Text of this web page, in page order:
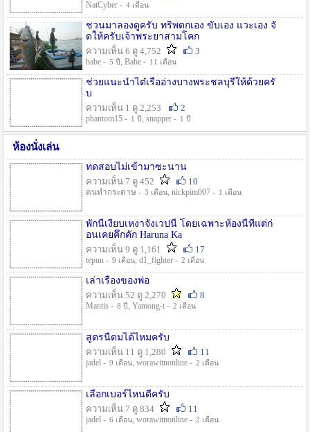
NatCyber - 4 เดือน
ชวนมาลองดูครับ ทริพตกเอง ขับเอง แวะเอง จั
ดให้ครับเจ้าพระยาสามโคก
ความเห็น 6 ดู 4,752
3
babe - 5 ปี , Babe - 11 เดือน
ช่วยแนะนำไต๋เรืออ่างบางพระชลบุรีให้ด้วยครั
บ
ความเห็น 1 ดู 2,253
2
phantom15 - 1 ปี , snapper - 1 ปี
ห้องนั่งเล่น
ทดสอบไม่เข้ามาซะนาน
ความเห็น 7 ดู 452
10
ตนทำกระดาษ - 3 เดือน, nickpim007 - 1 เดือน
พักนี้เงียบเหงาจังเวปนี้ โดยเฉพาะห้องนี้ที่แต่ก่
อนเคยคึกคัก Haruna Ka
ความเห็น 9 ดู 1,161
17
tepun - 9 เดือน, d1_fighter - 2 เดือน
เล่าเรื่องของพ่อ
ความเห็น 52 ดู 2,270
8
Mantis - 8 ปี , Yamong-t - 2 เดือน
สูตรนี้ดมได้ไหมครับ
ความเห็น 11 ดู 1,280
11
jadel - 9 เดือน, worawitnonline - 2 เดือน
เลือกเบอร์ไหนดีครับ
ความเห็น 7 ดู 834
11
jadel - 6 เดือน, worawitnonline - 2 เดือน